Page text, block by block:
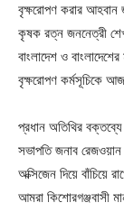
বৃক্ষরোপণ করার আহবান
কৃষক রত্ন জননেত্রী শেখ
বাংলাদেশ ও
বৃক্ষরোপণ কর্মসূচিকে
প্রধান অতিথির
সভাপতি জনাব
অক্সিজেন দিয়ে বাঁচিয়ে
আমরা কিশোরগঞ্জবাসী